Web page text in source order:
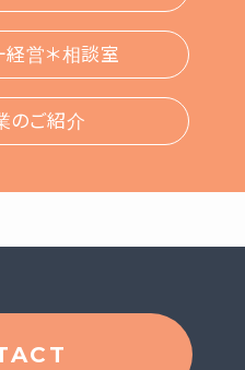
経営＊相談室
のご紹介